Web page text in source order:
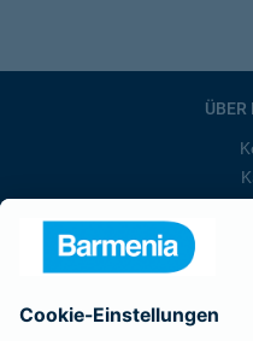
Barmenia ist Teil